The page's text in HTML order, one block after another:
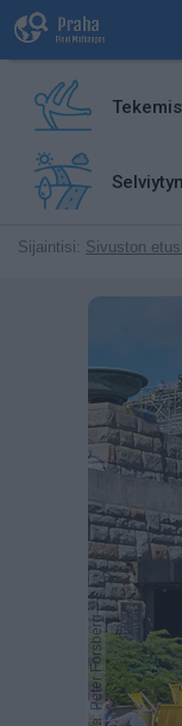
Sijaintisi: Sivuston
Kuva: Peter Forsberg